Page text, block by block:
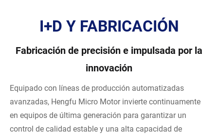
I+D Y FABRICACIÓN
Fabricación de precisión e impulsada por la
innovación
Equipado con líneas de producción automatizadas
avanzadas, Hengfu Micro Motor invierte continuamente
en equipos de última generación para garantizar un
control de calidad estable y una alta capacidad de